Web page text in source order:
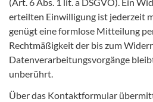
erteilten Einwilligung ist jederzeit
genügt eine formlose Mitteilung
Rechtmäßigkeit der bis zum
Datenverarbeitungsvorgänge
unberührt.
Über das Kontaktformular